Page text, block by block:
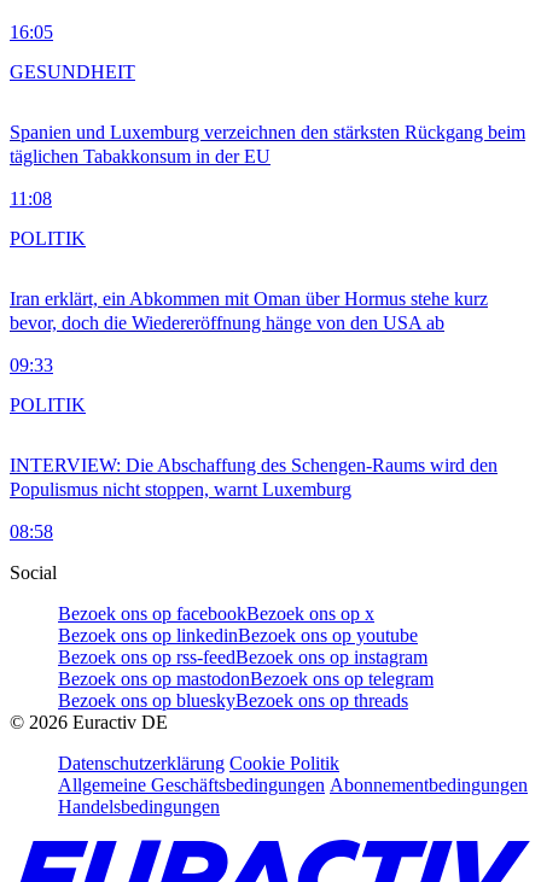
16:05
Spanien und Luxemburg verzeichnen den stärksten Rückgang beim
täglichen Tabakkonsum in der EU
11:08
GESUNDHEIT
Iran erklärt, ein Abkommen mit Oman über Hormus stehe kurz
bevor, doch die Wiedereröffnung hänge von den USA ab
09:33
POLITIK
INTERVIEW: Die Abschaffung des Schengen-Raums wird den
Populismus nicht stoppen, warnt Luxemburg
08:58
POLITIK
Social
Bezoek ons op facebookBezoek ons op x
Bezoek ons op linkedinBezoek ons op youtube
Bezoek ons op rss-feedBezoek ons op instagram
Bezoek ons op mastodonBezoek ons op telegram
Bezoek ons op blueskyBezoek ons op threads
© 2026 Euractiv DE
Datenschutzerklärung Cookie Politik
Allgemeine Geschäftsbedingungen Abonnementbedingungen
Handelsbedingungen